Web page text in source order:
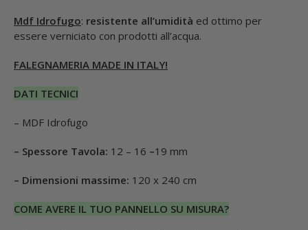
Mdf Idrofugo: resistente all’umidità ed ottimo per
essere verniciato con prodotti all’acqua.
FALEGNAMERIA MADE IN ITALY!
DATI TECNICI
– MDF Idrofugo
– Spessore Tavola: 12 – 16 –19 mm
– Dimensioni massime: 120 x 240 cm
COME AVERE IL TUO PANNELLO SU MISURA?